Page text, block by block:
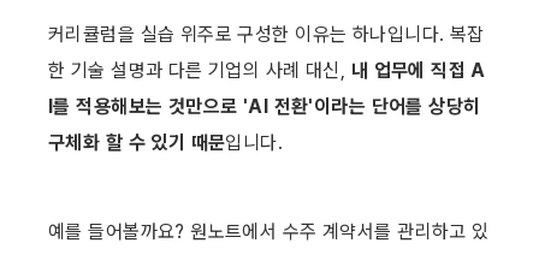
커리큘럼을 실습 위주로 구성한 이유는 하나입니다. 복잡
한 기술 설명과 다른 기업의 사례 대신, 내 업무에 직접 A
I를 적용해보는 것만으로 'AI 전환'이라는 단어를 상당히
구체화 할 수 있기 때문입니다.
예를 들어볼까요? 원노트에서 수주 계약서를 관리하고 있